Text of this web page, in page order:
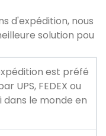
d'expédition, nous
solution pou
est préfé
UPS, FEDEX ou
le monde en